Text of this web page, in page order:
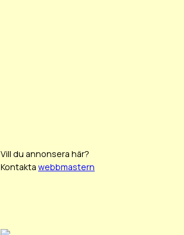
Vill du annonsera här?
Kontakta webbmastern